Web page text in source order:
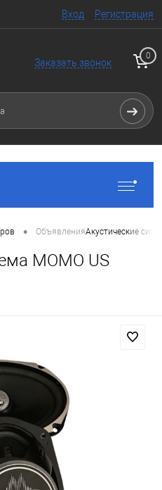
Вход Регистрация
Заказать звонок
0
• ОбъявленияАкустические
MOMO US